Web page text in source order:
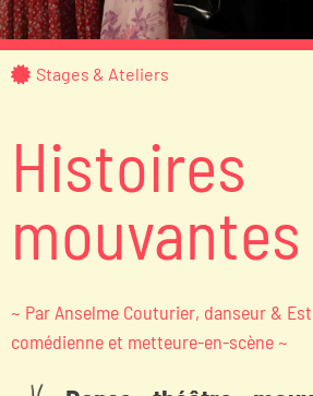
Stages & Ateliers
Histoires
mouvantes
~ Par Anselme Couturier, danseur &
comédienne et metteure-en-scène ~